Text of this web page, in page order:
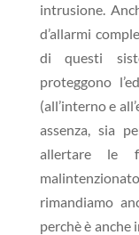
intrusione.
d’allarmi
di questi
proteggono
(all’interno e
assenza, sia
allertare le
rimandiamo
perchè è